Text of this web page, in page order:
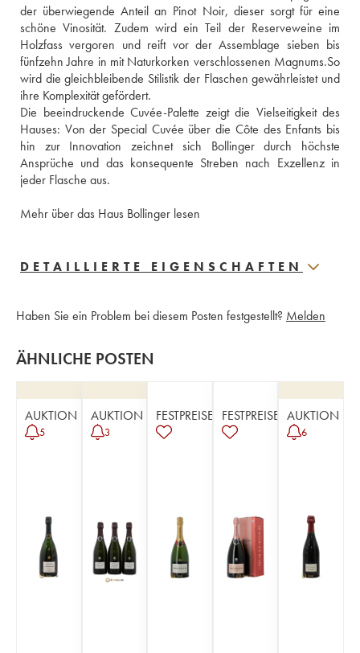
der überwiegende Anteil an Pinot Noir, dieser sorgt für eine
schöne Vinosität. Zudem wird ein Teil der Reserveweine im
Holzfass vergoren und reift vor der Assemblage sieben bis
fünfzehn Jahre in mit Naturkorken verschlossenen Magnums.So
wird die gleichbleibende Stilistik der Flaschen gewährleistet und
ihre Komplexität gefördert.
Die beeindruckende Cuvée-Palette zeigt die Vielseitigkeit des
Hauses: Von der Special Cuvée über die Côte des Enfants bis
hin zur Innovation zeichnet sich Bollinger durch höchste
Ansprüche und das konsequente Streben nach Exzellenz in
jeder Flasche aus.
Mehr über das Haus Bollinger lesen
DETAILLIERTE EIGENSCHAFTEN
Haben Sie ein Problem bei diesem Posten festgestellt? Melden
ÄHNLICHE POSTEN
AUKTION
5
AUKTION
3
FESTPREISE FESTPREISE AUKTION
6